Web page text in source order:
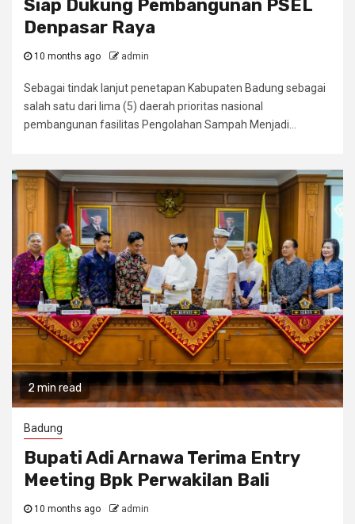
Siap Dukung Pembangunan PSEL
Denpasar Raya
10 months ago admin
Sebagai tindak lanjut penetapan Kabupaten Badung sebagai
salah satu dari lima (5) daerah prioritas nasional
pembangunan fasilitas Pengolahan Sampah Menjadi...
2 min read
Badung
Bupati Adi Arnawa Terima Entry
Meeting Bpk Perwakilan Bali
10 months ago admin